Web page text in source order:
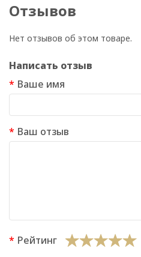
Отзывов
Нет отзывов об этом товаре.
Написать отзыв
Ваше имя
Ваш отзыв
Рейтинг